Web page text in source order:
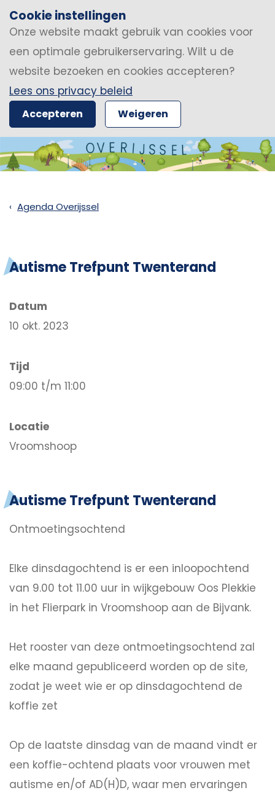
Cookie instellingen
Onze website maakt gebruik van cookies voor
een optimale gebruikerservaring. Wilt u de
website bezoeken en cookies accepteren?
Lees ons privacy beleid
Accepteren Weigeren
Agenda Overijssel
Autisme Trefpunt Twenterand
Datum
10 okt. 2023
Tijd
09:00 t/m 11:00
Locatie
Vroomshoop
Autisme Trefpunt Twenterand
Ontmoetingsochtend
Elke dinsdagochtend is er een inloopochtend
van 9.00 tot 11.00 uur in wijkgebouw Oos Plekkie
in het Flierpark in Vroomshoop aan de Bijvank.
Het rooster van deze ontmoetingsochtend zal
elke maand gepubliceerd worden op de site,
zodat je weet wie er op dinsdagochtend de
koffie zet
Op de laatste dinsdag van de maand vindt er
een koffie-ochtend plaats voor vrouwen met
autisme en/of AD(H)D, waar men ervaringen